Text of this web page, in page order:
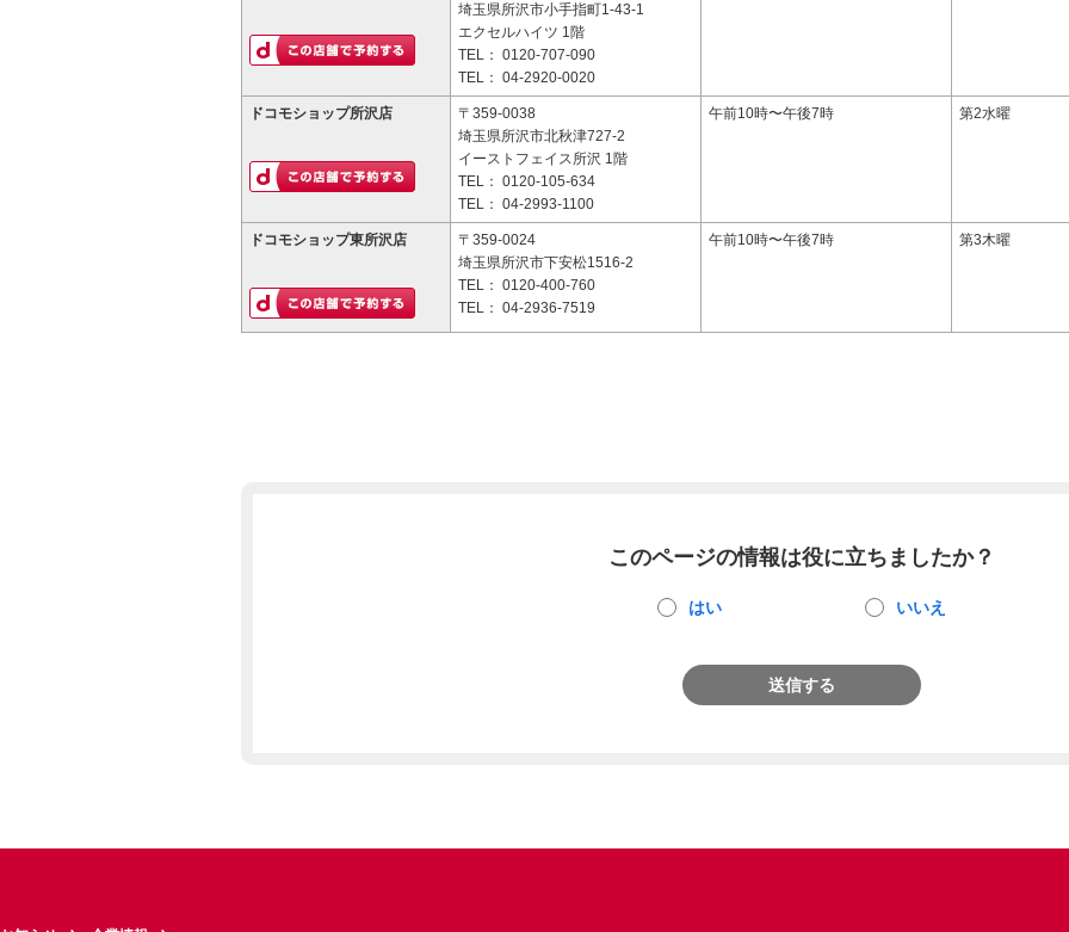
埼玉県所沢市小手指町1-43-1
エクセルハイツ 1階
TEL： 0120-707-090
TEL： 04-2920-0020
ドコモショップ所沢店
〒359-0038
埼玉県所沢市北秋津727-2
イーストフェイス所沢 1階
TEL： 0120-105-634
TEL： 04-2993-1100
午前10時〜午後7時 第2水曜
ドコモショップ東所沢店
〒359-0024
埼玉県所沢市下安松1516-2
TEL： 0120-400-760
TEL： 04-2936-7519
午前10時〜午後7時 第3木曜
このページの情報は役に立ちましたか？
はい いいえ
送信する